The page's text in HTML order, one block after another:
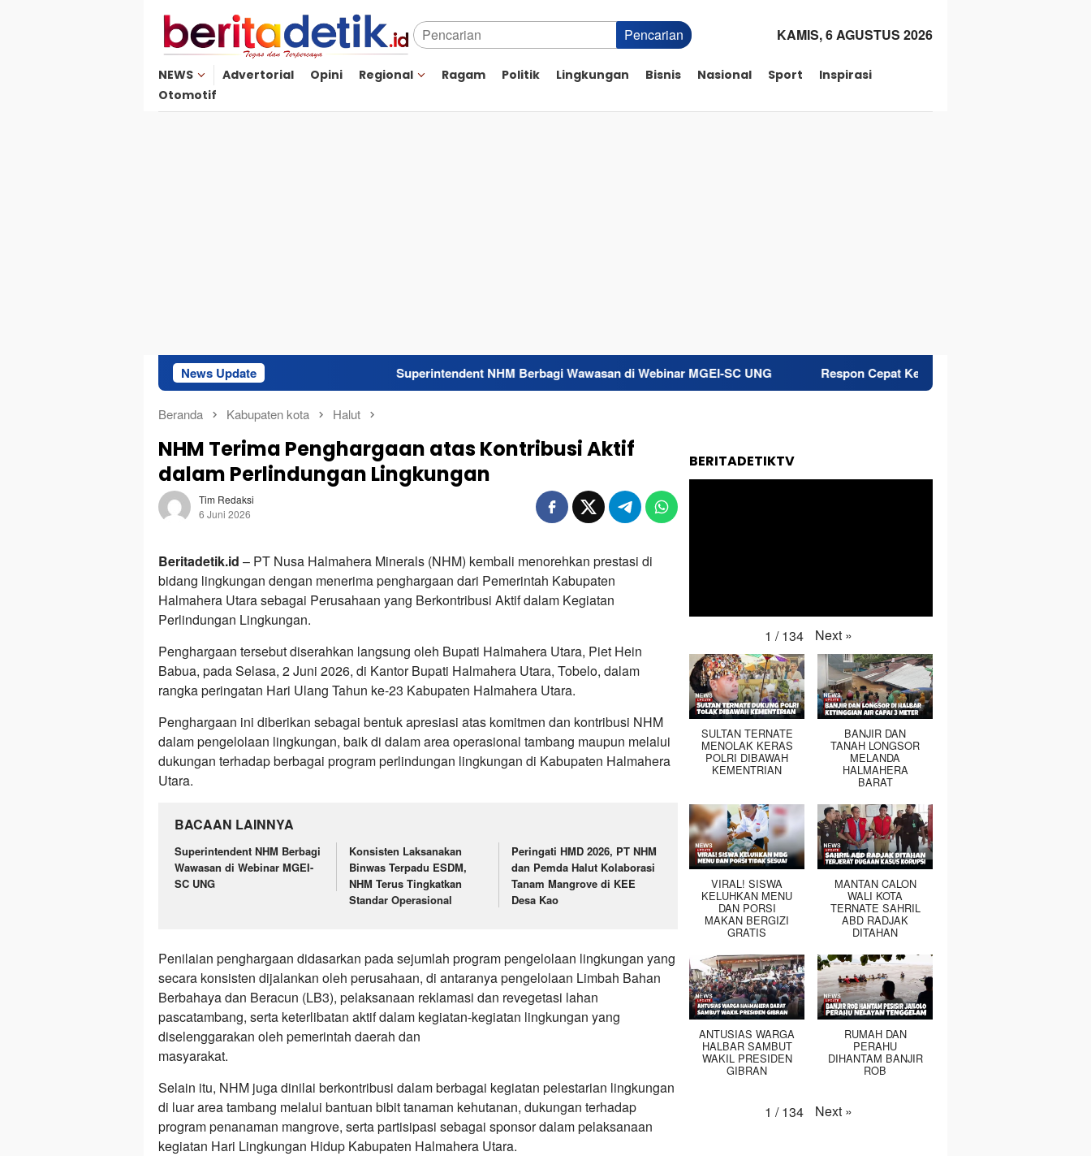
konten
Pencarian KAMIS, 6 AGUSTUS 2026
NEWS Advertorial Opini Regional Ragam Politik Lingkungan Bisnis Nasional Sport
Inspirasi
Otomotif
News Update Superintendent NHM Berbagi Wawasan di Webinar MGEI-SC UNG Respon Cepat Keluhan Air Bersih, Bupati Morotai Pimpin
Beranda Kabupaten kota Halut
NHM Terima Penghargaan atas Kontribusi Aktif
dalam Perlindungan Lingkungan
Tim Redaksi
6 Juni 2026
Beritadetik.id – PT Nusa Halmahera Minerals (NHM) kembali menorehkan prestasi di
bidang lingkungan dengan menerima penghargaan dari Pemerintah Kabupaten
Halmahera Utara sebagai Perusahaan yang Berkontribusi Aktif dalam Kegiatan
Perlindungan Lingkungan.
Penghargaan tersebut diserahkan langsung oleh Bupati Halmahera Utara, Piet Hein
Babua, pada Selasa, 2 Juni 2026, di Kantor Bupati Halmahera Utara, Tobelo, dalam
rangka peringatan Hari Ulang Tahun ke-23 Kabupaten Halmahera Utara.
Penghargaan ini diberikan sebagai bentuk apresiasi atas komitmen dan kontribusi NHM
dalam pengelolaan lingkungan, baik di dalam area operasional tambang maupun melalui
dukungan terhadap berbagai program perlindungan lingkungan di Kabupaten Halmahera
Utara.
BACAAN LAINNYA
Superintendent NHM Berbagi
Wawasan di Webinar MGEI-
SC UNG
Konsisten Laksanakan
Binwas Terpadu ESDM,
NHM Terus Tingkatkan
Standar Operasional
Peringati HMD 2026, PT NHM
dan Pemda Halut Kolaborasi
Tanam Mangrove di KEE
Desa Kao
Penilaian penghargaan didasarkan pada sejumlah program pengelolaan lingkungan yang
secara konsisten dijalankan oleh perusahaan, di antaranya pengelolaan Limbah Bahan
Berbahaya dan Beracun (LB3), pelaksanaan reklamasi dan revegetasi lahan
pascatambang, serta keterlibatan aktif dalam kegiatan-kegiatan lingkungan yang
diselenggarakan oleh pemerintah daerah dan
masyarakat.
Selain itu, NHM juga dinilai berkontribusi dalam berbagai kegiatan pelestarian lingkungan
di luar area tambang melalui bantuan bibit tanaman kehutanan, dukungan terhadap
program penanaman mangrove, serta partisipasi sebagai sponsor dalam pelaksanaan
kegiatan Hari Lingkungan Hidup Kabupaten Halmahera Utara.
BERITADETIKTV
1 / 134 Next »
SULTAN TERNATE
MENOLAK KERAS
POLRI DIBAWAH
KEMENTRIAN
BANJIR DAN
TANAH LONGSOR
MELANDA
HALMAHERA
BARAT
VIRAL! SISWA
KELUHKAN MENU
DAN PORSI
MAKAN BERGIZI
GRATIS
MANTAN CALON
WALI KOTA
TERNATE SAHRIL
ABD RADJAK
DITAHAN
ANTUSIAS WARGA
HALBAR SAMBUT
WAKIL PRESIDEN
GIBRAN
RUMAH DAN
PERAHU
DIHANTAM BANJIR
ROB
1 / 134 Next »